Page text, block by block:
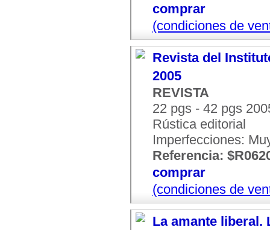
comprar
(condiciones de
Revista del
2005
REVISTA
22 pgs - 42 pgs
Rústica editorial
Imperfecciones:
Referencia:
comprar
(condiciones de
La amante liberal.